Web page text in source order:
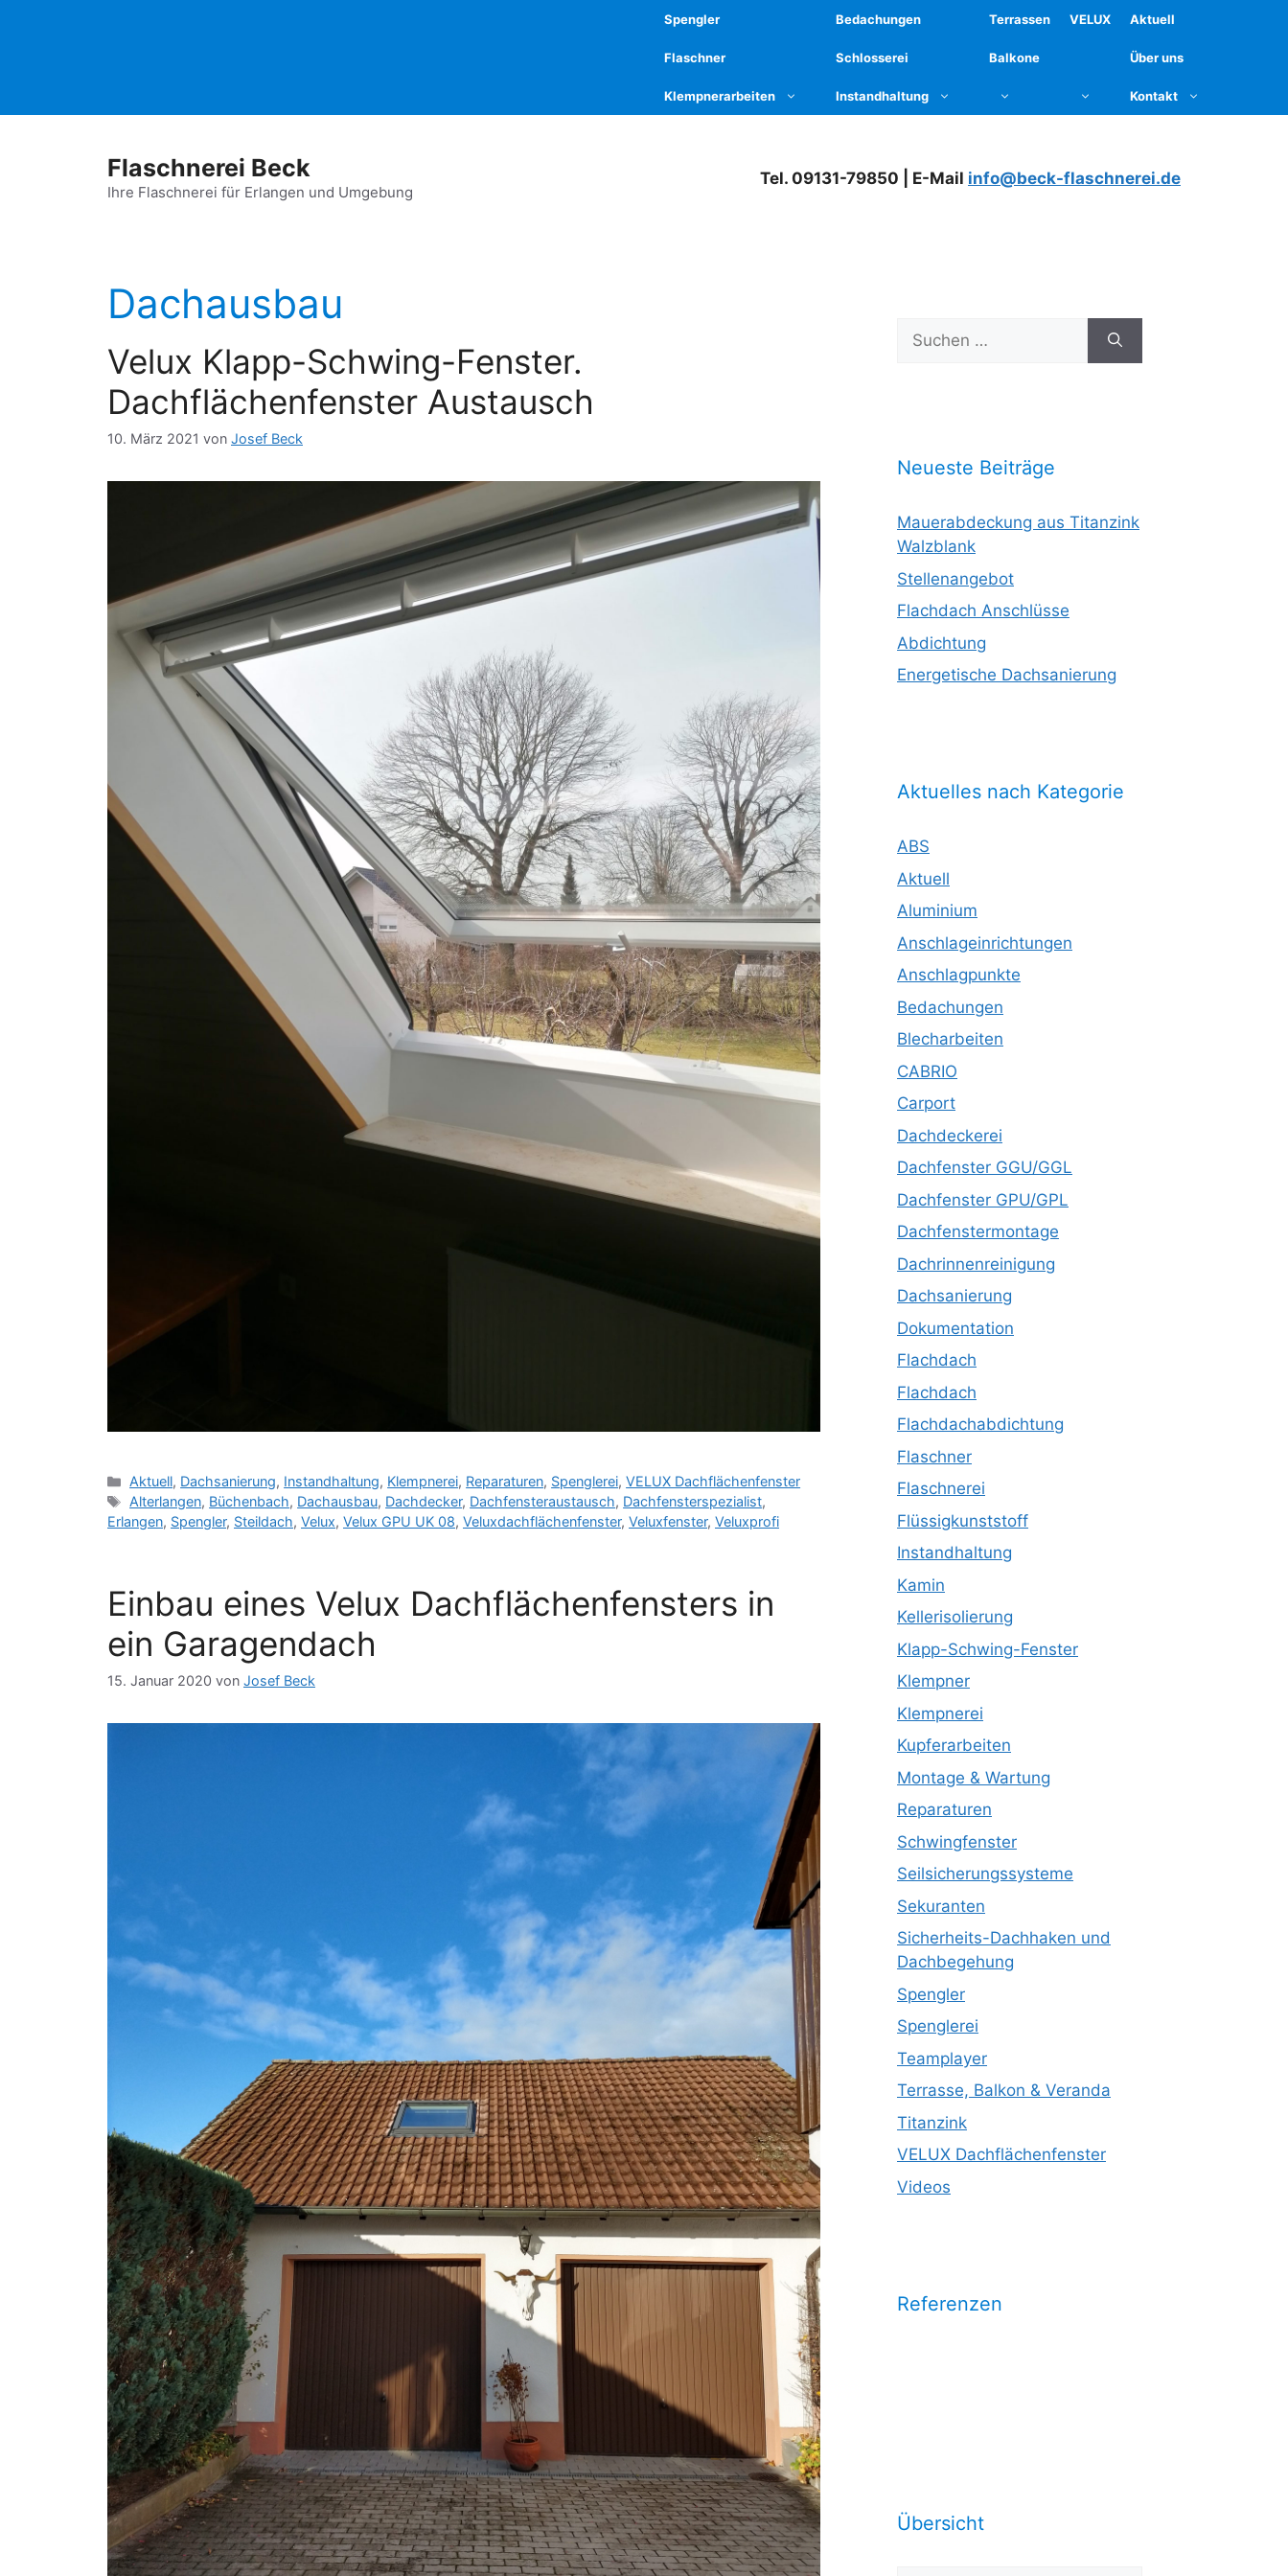
Spengler
Flaschner
Klempnerarbeiten
Bedachungen
Schlosserei
Instandhaltung
Terrassen
Balkone
VELUX Aktuell
Über uns
Kontakt
Flaschnerei Beck
Ihre Flaschnerei für Erlangen und Umgebung
Tel. 09131-79850 | E-Mail info@beck-flaschnerei.de
Dachausbau
Velux Klapp-Schwing-Fenster.
Dachflächenfenster Austausch
10. März 2021 von Josef Beck
Kategorien
Aktuell, Dachsanierung, Instandhaltung, Klempnerei, Reparaturen, Spenglerei,VELUX Dachflächenfenster
Schlagwörter
Alterlangen, Büchenbach, Dachausbau, Dachdecker, Dachfensteraustausch, Dachfensterspezialist,
Erlangen, Spengler, Steildach, Velux, Velux GPU UK 08, Veluxdachflächenfenster, Veluxfenster, Veluxprofi
Einbau eines Velux Dachflächenfensters in
ein Garagendach
15. Januar 2020 von Josef Beck
Suchen
nach:
Neueste Beiträge
Mauerabdeckung aus Titanzink
Walzblank
Stellenangebot
Flachdach Anschlüsse
Abdichtung
Energetische Dachsanierung
Aktuelles nach Kategorie
ABS
Aktuell
Aluminium
Anschlageinrichtungen
Anschlagpunkte
Bedachungen
Blecharbeiten
CABRIO
Carport
Dachdeckerei
Dachfenster GGU/GGL
Dachfenster GPU/GPL
Dachfenstermontage
Dachrinnenreinigung
Dachsanierung
Dokumentation
Flachdach
Flachdach
Flachdachabdichtung
Flaschner
Flaschnerei
Flüssigkunststoff
Instandhaltung
Kamin
Kellerisolierung
Klapp-Schwing-Fenster
Klempner
Klempnerei
Kupferarbeiten
Montage & Wartung
Reparaturen
Schwingfenster
Seilsicherungssysteme
Sekuranten
Sicherheits-Dachhaken und
Dachbegehung
Spengler
Spenglerei
Teamplayer
Terrasse, Balkon & Veranda
Titanzink
VELUX Dachflächenfenster
Videos
Referenzen
Übersicht